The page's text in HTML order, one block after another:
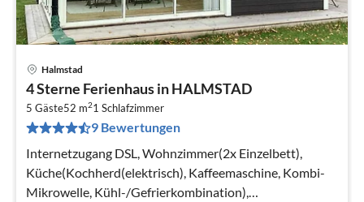
Halmstad
4 Sterne Ferienhaus in HALMSTAD
5 Gäste52 m21 Schlafzimmer
9 Bewertungen
Internetzugang DSL, Wohnzimmer(2x Einzelbett),
Küche(Kochherd(elektrisch), Kaffeemaschine, Kombi-
Mikrowelle, Kühl-/Gefrierkombination),